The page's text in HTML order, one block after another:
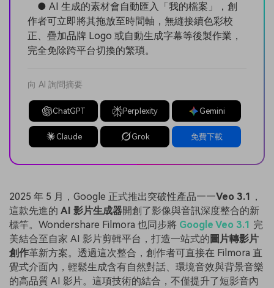
● AI 生成的素材會自動匯入「我的檔案」，創
作者可立即將其拖放至時間軸，無縫接續色彩校
正、疊加品牌 Logo 或自動生成字幕等後製作業，
完全免除跨平台切換的繁瑣。
向 AI 詢問摘要
ChatGPT Perplexity Gemini
Claude Grok 免費下載
2025 年 5 月，Google 正式推出突破性產品——Veo 3.1 ，
這款先進的 AI 影片生成器開創了影像與音訊深度整合的新
標竿。Wondershare Filmora 也同步將 Google Veo 3.1 完
美結合至自家 AI 影片剪輯平台，打造一站式的 圖片轉影片
創作革新方案。透過這次整合，創作者可直接在 Filmora 直
覺式介面內，輕鬆生成含有自然對話、環境音效與背景音樂
的高品質 AI 影片。這項技術的結合，不僅提升了短影音內